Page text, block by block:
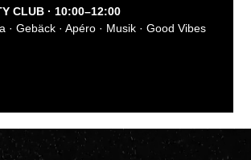
CLUB · 10:00–12:00
· Gebäck · Apéro · Musik · Good Vibes